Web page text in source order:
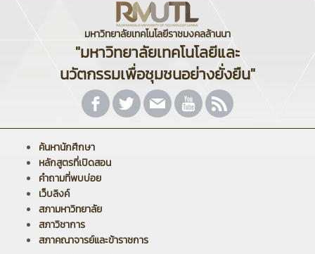
มหาวิทยาลัยเทคโนโลยีราชมงคลล้านนา
"มหาวิทยาลัยเทคโนโลยีและ
นวัตกรรมเพื่อชุมชนอย่างยั่งยืน"
ค้นหานักศึกษา
หลักสูตรที่เปิดสอน
คำถามที่พบบ่อย
เว็บลิงค์
สภามหาวิทยาลัย
สภาวิชาการ
สภาคณาจารย์และข้าราชการ